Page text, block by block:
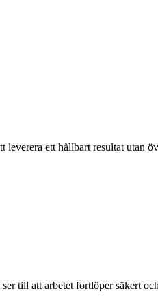
ett hållbart resultat utan
till att arbetet fortlöper säkert